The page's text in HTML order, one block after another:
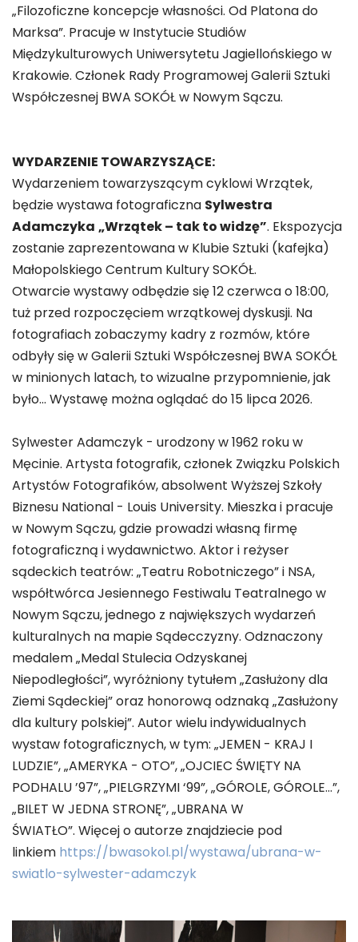
„Filozoficzne koncepcje własności. Od Platona do
Marksa”. Pracuje w Instytucie Studiów
Międzykulturowych Uniwersytetu Jagiellońskiego w
Krakowie. Członek Rady Programowej Galerii Sztuki
Współczesnej BWA SOKÓŁ w Nowym Sączu.
WYDARZENIE TOWARZYSZĄCE:
Wydarzeniem towarzyszącym cyklowi Wrzątek,
będzie wystawa fotograficzna Sylwestra
Adamczyka „Wrzątek – tak to widzę”. Ekspozycja
zostanie zaprezentowana w Klubie Sztuki (kafejka)
Małopolskiego Centrum Kultury SOKÓŁ.
Otwarcie wystawy odbędzie się 12 czerwca o 18:00,
tuż przed rozpoczęciem wrzątkowej dyskusji. Na
fotografiach zobaczymy kadry z rozmów, które
odbyły się w Galerii Sztuki Współczesnej BWA SOKÓŁ
w minionych latach, to wizualne przypomnienie, jak
było... Wystawę można oglądać do 15 lipca 2026.
Sylwester Adamczyk - urodzony w 1962 roku w
Męcinie. Artysta fotografik, członek Związku Polskich
Artystów Fotografików, absolwent Wyższej Szkoły
Biznesu National - Louis University. Mieszka i pracuje
w Nowym Sączu, gdzie prowadzi własną firmę
fotograficzną i wydawnictwo. Aktor i reżyser
sądeckich teatrów: „Teatru Robotniczego” i NSA,
współtwórca Jesiennego Festiwalu Teatralnego w
Nowym Sączu, jednego z największych wydarzeń
kulturalnych na mapie Sądecczyzny. Odznaczony
medalem „Medal Stulecia Odzyskanej
Niepodległości”, wyróżniony tytułem „Zasłużony dla
Ziemi Sądeckiej” oraz honorową odznaką „Zasłużony
dla kultury polskiej”. Autor wielu indywidualnych
wystaw fotograficznych, w tym: „JEMEN - KRAJ I
LUDZIE”, „AMERYKA - OTO”, „OJCIEC ŚWIĘTY NA
PODHALU ’97”, „PIELGRZYMI ‘99”, „GÓROLE, GÓROLE...”,
„BILET W JEDNA STRONĘ”, „UBRANA W
ŚWIATŁO”. Więcej o autorze znajdziecie pod
linkiem https://bwasokol.pl/wystawa/ubrana-w-
swiatlo-sylwester-adamczyk